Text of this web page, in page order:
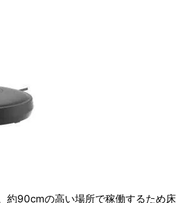
約90cmの高い場所で稼働するため床